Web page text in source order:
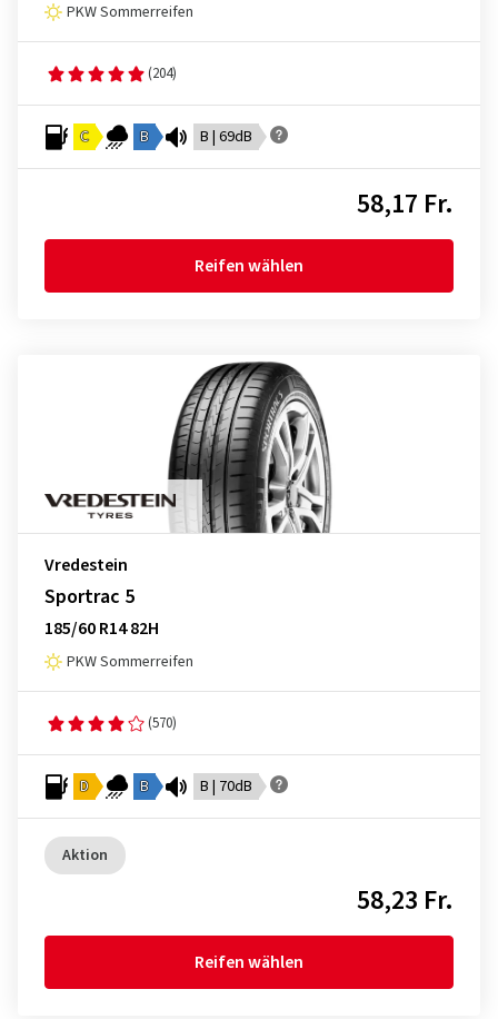
PKW Sommerreifen
(204)
C B B | 69dB
58,17 Fr.
Reifen wählen
Vredestein
Sportrac 5
185/60 R14 82H
PKW Sommerreifen
(570)
D B B | 70dB
Aktion
58,23 Fr.
Reifen wählen